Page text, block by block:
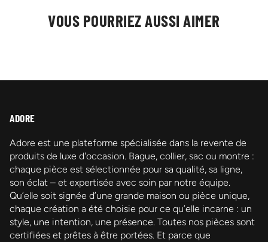
VOUS POURRIEZ AUSSI AIMER
ADORE
Adore est une plateforme spécialisée dans la revente de
produits de luxe d'occasion. Bague, collier, sac ou montre :
chaque pièce est sélectionnée pour sa qualité, sa ligne,
son éclat – et expertisée avec soin par notre équipe.
Qu’elle soit signée d’une grande maison ou pièce unique,
chaque création a été choisie pour ce qu’elle incarne : un
style, une intention, une présence. Toutes nos pièces sont
certifiées et prêtes à être portées. Et parce que